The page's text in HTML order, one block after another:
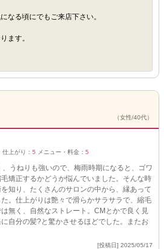
なる頃にでもご来店下さい。
ます。
（女性/40代）
仕上がり： 5 メニュー・料金： 5
うねりも強いので、梅雨時期になると、ゴワ
矯正するかどうか悩んでいました。そんな時
知り、たくさんのサロンの中から、縁あって
。仕上がりは艶々で滑らかサラサラで、縮毛
無く、自然なストレート。CMとかで良く見
自分の髪?と驚かさせるほどでした。またお
[投稿日] 2025/05/17